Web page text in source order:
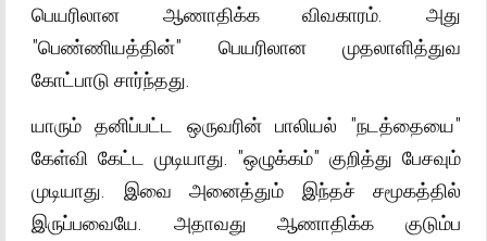
பெயரிலான ஆணாதிக்க விவகாரம். அது
"பெண்ணியத்தின்" பெயரிலான முதலாளித்துவ
கோட்பாடு சார்ந்தது.
யாரும் தனிப்பட்ட ஒருவரின் பாலியல் "நடத்தையை"
கேள்வி கேட்ட முடியாது. "ஒழுக்கம்" குறித்து பேசவும்
முடியாது. இவை அனைத்தும் இந்தச் சமூகத்தில்
இருப்பவையே. அதாவது ஆணாதிக்க குடும்ப